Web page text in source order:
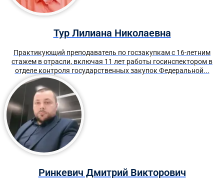
Тур Лилиана Николаевна
Практикующий преподаватель по госзакупкам с 16-летним
стажем в отрасли, включая 11 лет работы госинспектором в
отделе контроля государственных закупок Федеральной...
Ринкевич Дмитрий Викторович